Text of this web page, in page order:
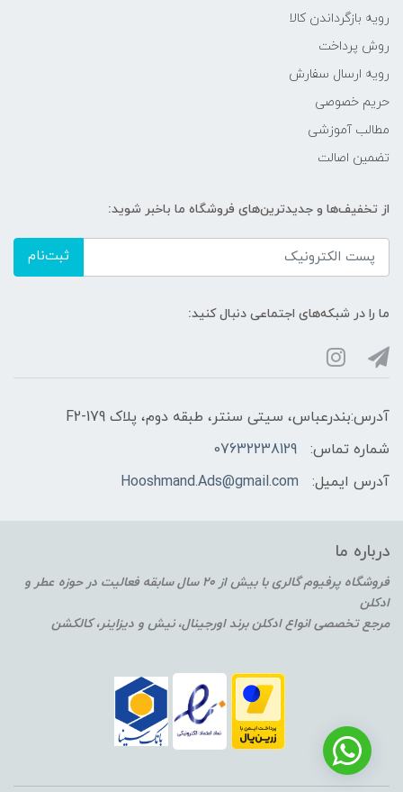
رویه‌ بازگرداندن کالا
روش پرداخت
رویه ارسال سفارش
حریم خصوصی
مطالب آموزشی
تضمین اصالت
از تخفیف‌ها و جدیدترین‌های فروشگاه ما باخبر شوید:
ثبت‌نام
ما را در شبکه‌های اجتماعی دنبال کنید:
آدرس:بندرعباس، سیتی سنتر، طبقه دوم، پلاک F2-179
شماره تماس:
07632238129
آدرس ایمیل:
Hooshmand.Ads@gmail.com
درباره ما
فروشگاه پرفیوم گالری با بیش از 20 سال سابقه فعالیت در حوزه عطر و
ادکلن
مرجع تخصصی انواع ادکلن برند اورجینال، نیش و دیزاینر، کالکشن